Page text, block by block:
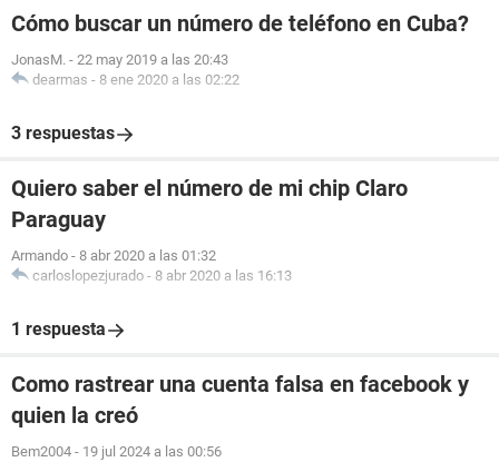
Cómo buscar un número de teléfono en Cuba?
JonasM. - 22 may 2019 a las 20:43
dearmas - 8 ene 2020 a las 02:22
3 respuestas
Quiero saber el número de mi chip Claro
Paraguay
Armando - 8 abr 2020 a las 01:32
carloslopezjurado - 8 abr 2020 a las 16:13
1 respuesta
Como rastrear una cuenta falsa en facebook y
quien la creó
Bem2004 - 19 jul 2024 a las 00:56